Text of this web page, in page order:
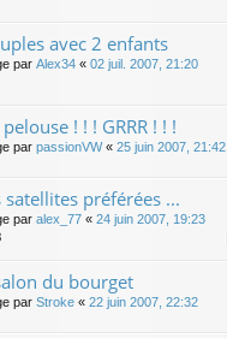
avec 2 enfants
par Alex34 « 02 juil. 2007, 21:20
! ! ! GRRR ! ! !
par passionVW« 25 juin 2007, 21:42
préférées ...
par alex_77 « 24 juin 2007, 19:23
du bourget
par Stroke « 22 juin 2007, 22:32